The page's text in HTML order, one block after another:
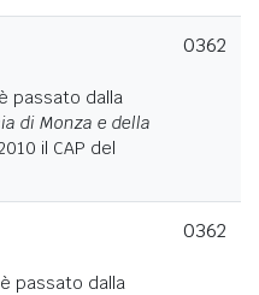
passato dalla
di Monza e della
il CAP del
0362
passato dalla
0362